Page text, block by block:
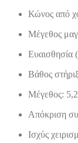
Κώνος από
Μέγεθος
Ευαισθησία
Βάθος
Μέγεθος:
Απόκριση
Ισχύς